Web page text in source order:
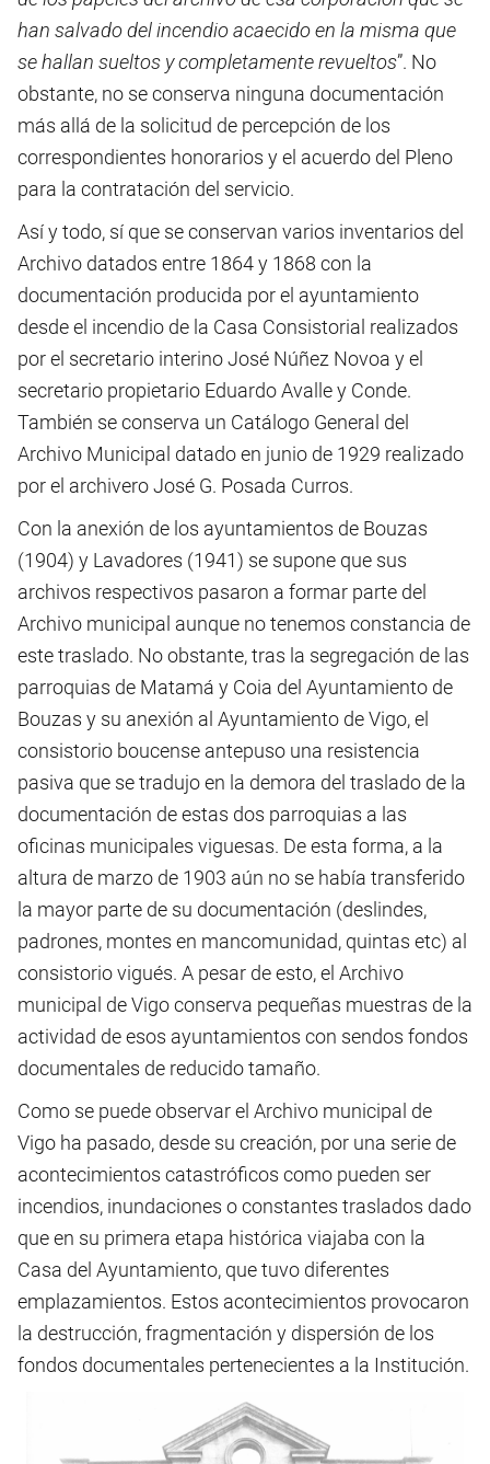
han salvado del incendio acaecido en la misma que
se hallan sueltos y completamente revueltos”. No
obstante, no se conserva ninguna documentación
más allá de la solicitud de percepción de los
correspondientes honorarios y el acuerdo del Pleno
para la contratación del servicio.
Así y todo, sí que se conservan varios inventarios del
Archivo datados entre 1864 y 1868 con la
documentación producida por el ayuntamiento
desde el incendio de la Casa Consistorial realizados
por el secretario interino José Núñez Novoa y el
secretario propietario Eduardo Avalle y Conde.
También se conserva un Catálogo General del
Archivo Municipal datado en junio de 1929 realizado
por el archivero José G. Posada Curros.
Con la anexión de los ayuntamientos de Bouzas
(1904) y Lavadores (1941) se supone que sus
archivos respectivos pasaron a formar parte del
Archivo municipal aunque no tenemos constancia de
este traslado. No obstante, tras la segregación de las
parroquias de Matamá y Coia del Ayuntamiento de
Bouzas y su anexión al Ayuntamiento de Vigo, el
consistorio boucense antepuso una resistencia
pasiva que se tradujo en la demora del traslado de la
documentación de estas dos parroquias a las
oficinas municipales viguesas. De esta forma, a la
altura de marzo de 1903 aún no se había transferido
la mayor parte de su documentación (deslindes,
padrones, montes en mancomunidad, quintas etc) al
consistorio vigués. A pesar de esto, el Archivo
municipal de Vigo conserva pequeñas muestras de la
actividad de esos ayuntamientos con sendos fondos
documentales de reducido tamaño.
Como se puede observar el Archivo municipal de
Vigo ha pasado, desde su creación, por una serie de
acontecimientos catastróficos como pueden ser
incendios, inundaciones o constantes traslados dado
que en su primera etapa histórica viajaba con la
Casa del Ayuntamiento, que tuvo diferentes
emplazamientos. Estos acontecimientos provocaron
la destrucción, fragmentación y dispersión de los
fondos documentales pertenecientes a la Institución.